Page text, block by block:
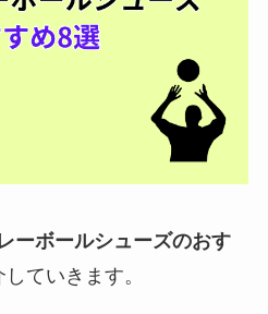
ーボールシューズのおす
ていきます。